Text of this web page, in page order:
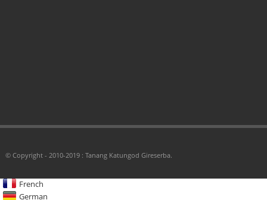
© Copyright - 2010-2019 : Tanang Katungod Gireserba.
French
German